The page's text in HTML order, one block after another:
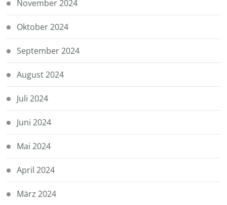
November 2024
Oktober 2024
September 2024
August 2024
Juli 2024
Juni 2024
Mai 2024
April 2024
März 2024